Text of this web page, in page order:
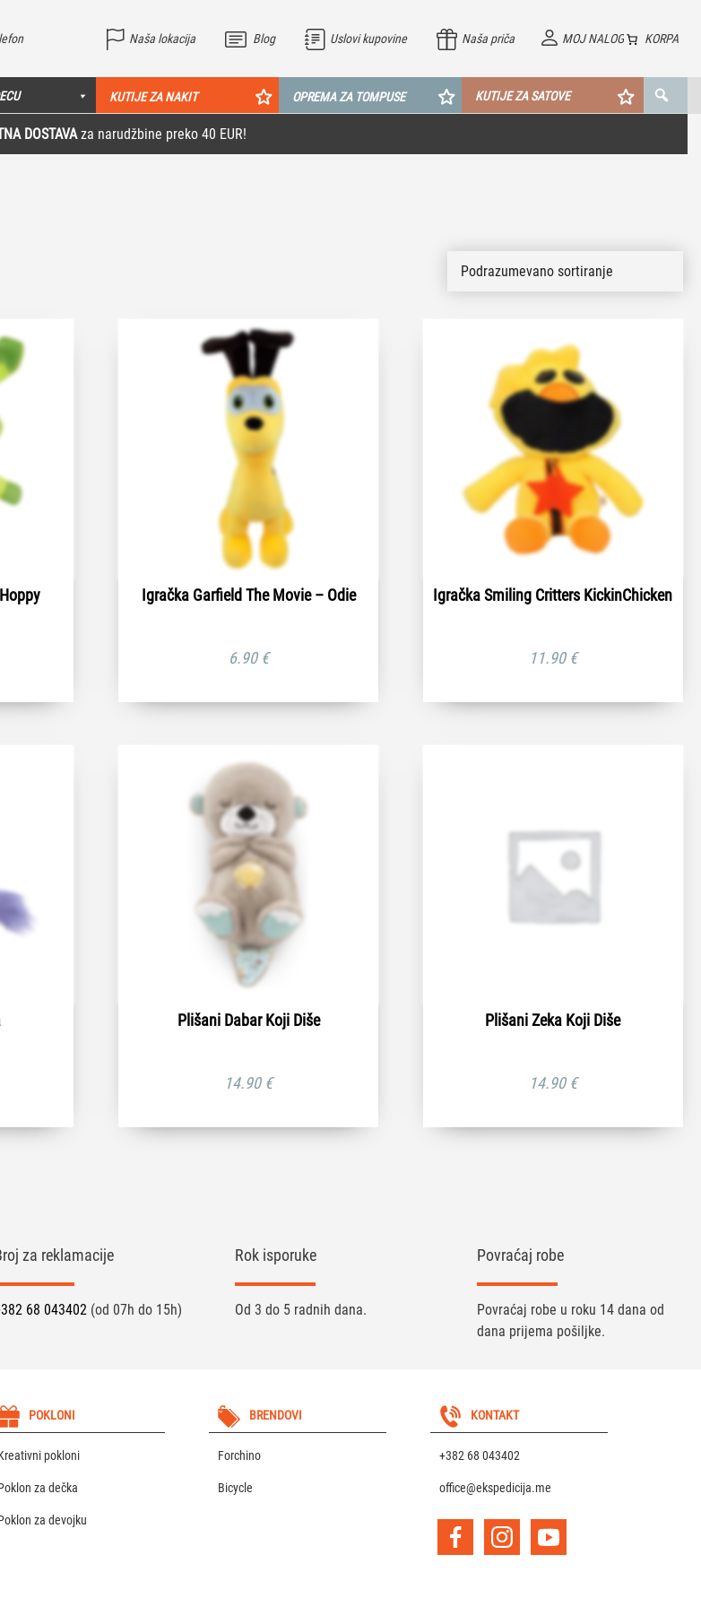
MOJ NALOG KORPA
Naša lokacija Blog Uslovi kupovine Naša priča
KUTIJE ZA NAKIT OPREMA ZA TOMPUSE KUTIJE ZA SATOVE
DOSTAVAza narudžbine preko 40 EUR!
Igračka Garfield The Movie – Odie
6.90 €
Igračka Smiling Critters KickinChicken
11.90 €
Plišani Dabar Koji Diše
14.90 €
Plišani Zeka Koji Diše
14.90 €
za reklamacije
68 043402 (od 07h do 15h)
Rok isporuke
Od 3 do 5 radnih dana.
Povraćaj robe
Povraćaj robe u roku 14 dana od
dana prijema pošiljke.
POKLONI
pokloni
za dečka
za devojku
BRENDOVI
Forchino
Bicycle
KONTAKT
+382 68 043402
office@ekspedicija.me